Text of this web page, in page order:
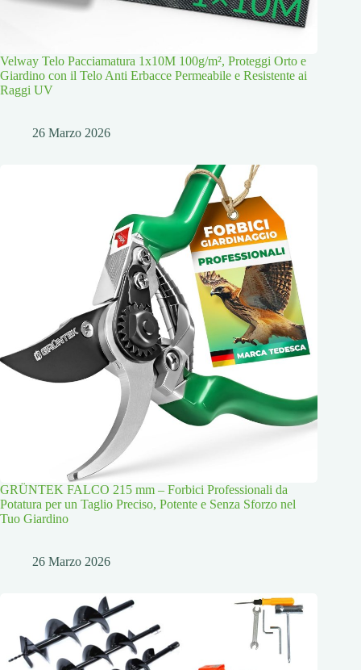
Velway Telo Pacciamatura 1x10M 100g/m², Proteggi Orto e
Giardino con il Telo Anti Erbacce Permeabile e Resistente ai
Raggi UV
26 Marzo 2026
GRÜNTEK FALCO 215 mm – Forbici Professionali da
Potatura per un Taglio Preciso, Potente e Senza Sforzo nel
Tuo Giardino
26 Marzo 2026